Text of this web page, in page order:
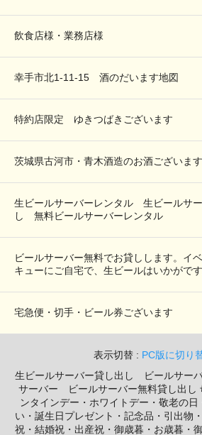
飲食店様・業務店様
幸手市北1-11-15 酒のだいます地図
特約店限定 ゆきつばきございます
茨城県古河市・青木酒造のお酒ございます
生ビールサーバーレンタル 生ビールサ
し 無料ビールサーバーレンタル
ビールサーバー無料でお貸しします。イ
キューにご自宅で、生ビールはいかがです
宅急便・切手・ビール券ございます
表示切替 : PC版に切り
生ビールサーバー貸し出し ビールサー
サーバー ビールサーバー無料貸し出し
ンタインデー・ホワイトデー・敬老の
い・誕生日プレゼント・記念品・引出物
祝・結婚祝・出産祝・御歳暮・お歳暮・